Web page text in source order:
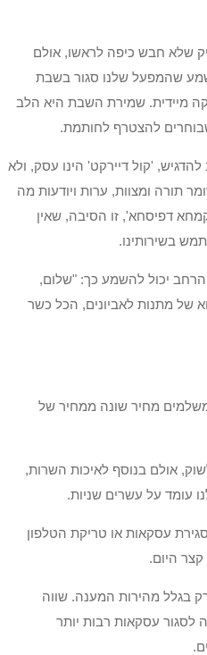
שלא חבש כיפה לראשו, אולם
שמע שהמפעל שלנו סגור בשבת
מיידית. שמירת השבת היא הלב
להצטרף לחותמת.
'קול דיירקט' הינו עסק, ולא
תורה ומצוות, ערות ויודעות מה
קמחא דפיסחא', זו הסיבה, שאין
בשירותינו.
יכול להשמע כך: "שלום,
של מתנות לאביונים, הכל כשר
מחיר שונה ממחיר של
אולם בנוסף לאיכות השרות,
עומד על עשרים שניות.
עסקאות או טריקת הטלפון
היום.
בגלל מהירות המענה. שווה
עסקאות רבות יותר